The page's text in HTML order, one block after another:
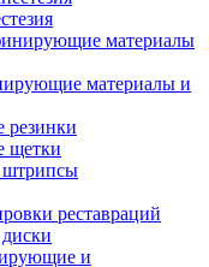
материалы и
резинки
щетки
реставраций